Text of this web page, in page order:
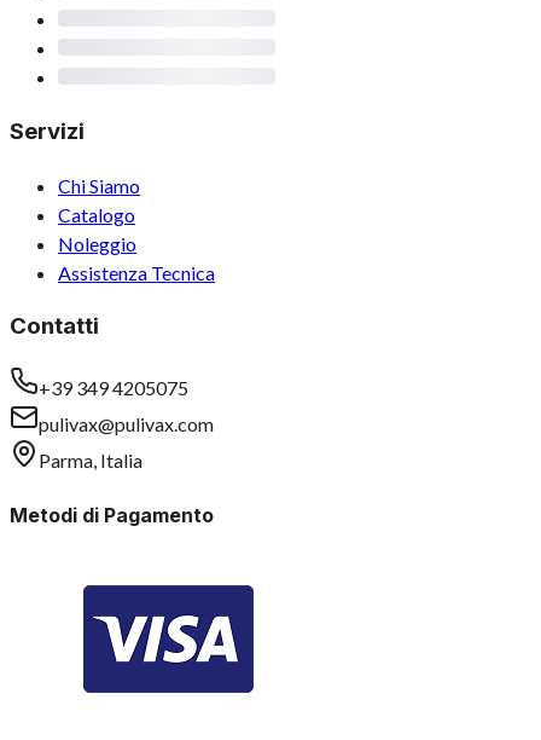
Servizi
Chi Siamo
Catalogo
Noleggio
Assistenza Tecnica
Contatti
+39 349 4205075
pulivax@pulivax.com
Parma, Italia
Metodi di Pagamento